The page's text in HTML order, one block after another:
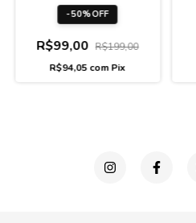
-50%OFF
R$99,00 R$199,00
R$94,05com Pix